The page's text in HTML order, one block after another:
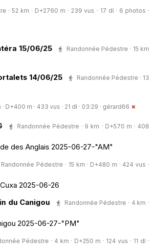
· 52 km · D+2760 m · 239 vus · 17 dl · 6 photos ·
15/06/25
Randonnée Pédestre · 15 km
14/06/25
Randonnée Pédestre · 13
D+400 m · 433 vus · 21 dl · 03:29 · gérard66
Randonnée Pédestre · 9 km · D+570 m · 408
des Anglais 2025-06-27-"AM"
Randonnée Pédestre · 15 km · D+480 m · 424 vus ·
2025-06-26
du Canigou
Randonnée Pédestre · 4 km ·
2025-06-27-"PM"
Pédestre · 4 km · D+250 m · 124 vus · 11 dl ·